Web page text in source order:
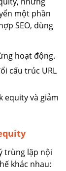
một phần
SEO, dùng
hoạt động.
cấu trúc URL
equity và giảm
trùng lặp nội
khác nhau: